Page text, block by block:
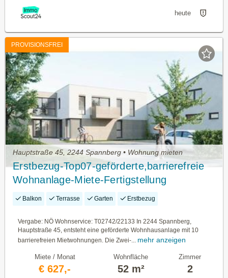
heute
PROVISIONSFREI
Hauptstraße 45, 2244 Spannberg • Wohnung mieten
Erstbezug-Top07-geförderte,barrierefreie
Wohnanlage-Miete-Fertigstellung
geplant:2.Quartal 2027
Balkon Terrasse Garten Erstbezug
Vergabe: NÖ Wohnservice: T02742/22133 In 2244 Spannberg,
Hauptstraße 45, entsteht eine geförderte Wohnhausanlage mit 10
barrierefreien Mietwohnungen. Die Zwei-...
mehr anzeigen
Miete / Monat
€ 627,-
Wohnfläche
52 m²
Zimmer
2